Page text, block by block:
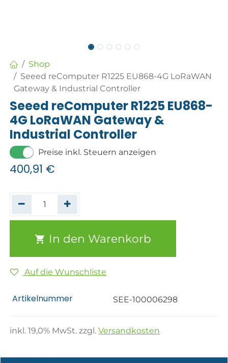
Shop
Seeed reComputer R1225 EU868-4G LoRaWAN
Gateway & Industrial Controller
Seeed reComputer R1225 EU868-
4G LoRaWAN Gateway &
Industrial Controller
Preise inkl. Steuern anzeigen
400,91 €
In den Warenkorb
Auf die Wunschliste
Artikelnummer SEE-100006298
inkl.19,0% MwSt. zzgl.Versandkosten